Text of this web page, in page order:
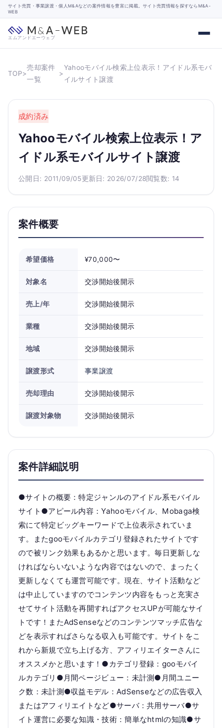
サイト売買・事業譲渡・個人M&Aなどの案件情報を豊富に掲載。サイト売買情報を探すならM&A-
WEB
エムアンドエーウェブ
TOP>
売却案件
一覧
>
Yahooモバイル検索上位表示！アイドル系モバ
イルサイト譲渡
成約済み
Yahooモバイル検索上位表示！ア
イドル系モバイルサイト譲渡
公開日: 2011/09/05更新日: 2026/07/28閲覧数: 14
案件概要
希望価格 ¥70,000〜
対象名 交渉開始後開示
売上/年 交渉開始後開示
業種 交渉開始後開示
地域 交渉開始後開示
譲渡形式 事業譲渡
売却理由 交渉開始後開示
譲渡対象物 交渉開始後開示
案件詳細説明
●サイトの概要：特定ジャンルのアイドル系モバイル
サイト●アピール内容：Yahooモバイル、Mobaga検
索にて特定ビッグキーワードで上位表示されていま
す。またgooモバイルカテゴリ登録されたサイトです
ので被リンク効果もあるかと思います。毎日更新しな
ければならいないような内容ではないので、まったく
更新しなくても運営可能です。現在、サイト活動など
は中止していますのでコンテンツ内容をもっと充実さ
せてサイト活動を再開すればアクセスUPが可能なサイ
トです！またAdSenseなどのコンテンツマッチ広告な
どを表示すればさらなる収入も可能です。サイトをこ
れから新規で立ち上げる方、アフィリエイターさんに
オススメかと思います！●カテゴリ登録：gooモバイ
ルカテゴリ●月間ページビュー：未計測●月間ユニー
ク数：未計測●収益モデル：AdSenseなどの広告収入
またはアフィリエイトなど●サーバ：共用サーバ●サ
イト運営に必要な知識・技術：簡単なhtmlの知識●サ